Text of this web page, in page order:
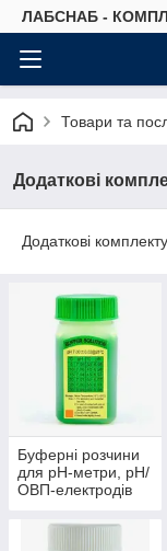
ЛАБСНАБ -
Товари та
Додаткові
Додаткові
Буферні розчини
для рН-метри, рН/
ОВП-електродів